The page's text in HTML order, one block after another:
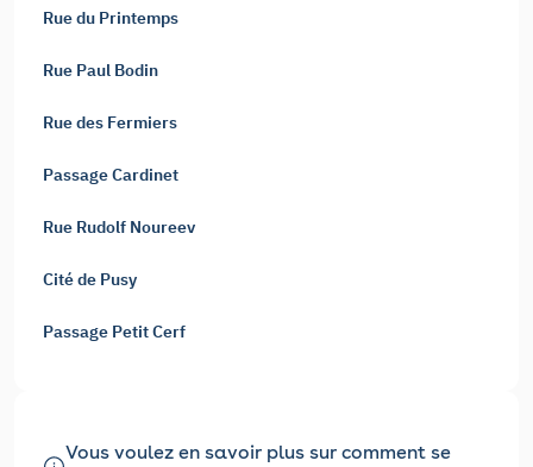
Rue du Printemps
Rue Paul Bodin
Rue des Fermiers
Passage Cardinet
Rue Rudolf Noureev
Cité de Pusy
Passage Petit Cerf
Vous voulez en savoir plus sur comment se